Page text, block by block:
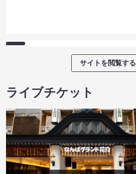
サイトを閲覧する
ライブチケット